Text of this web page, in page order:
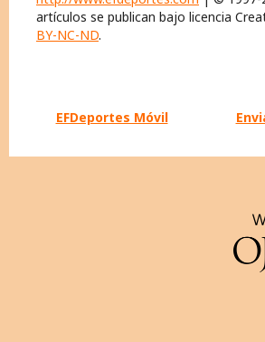
artículos se publican bajo licencia
BY-NC-ND.
EFDeportes Móvil